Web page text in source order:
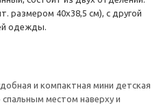
размером 40х38,5 см), с другой
одежды.
и компактная мини детская
местом наверху и